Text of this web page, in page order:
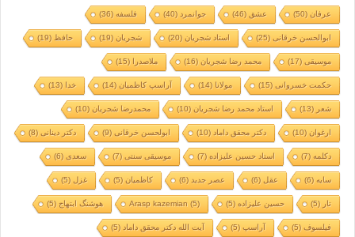
عرفان(50) عشق (46) جوانمرد (40) فلسفه(36)
ابوالحسن خرقانی(25) استاد شجریان(20) شجریان(19) حافظ (19)
موسیقی(17) محمد رضا شجریان(16) ملاصدرا (15)
حکمت خسروانی(15) مولانا (14) آراسپ کاظمیان(14) خدا (13)
شعر (13) استاد محمد رضا شجریان(10) محمدرضا شجریان(10)
ارغوان(10) دکتر محقق داماد (10) ابولحسن خرقانی(9) دکتر دینانی(8)
دکلمه(7) استاد حسین علیزاده(7) موسیقی سنتی(7) سعدی(6)
سایه(6) عقل (6) عصر جدید (6) کاظمیان(5) غزل (5)
تار (5) حسین علیزاده(5)
Arasp kazemian (5) هوشنگ ابتهاج(5)
فیلسوف(5) آراسپ(5) آیت الله دکتر محقق داماد (5)